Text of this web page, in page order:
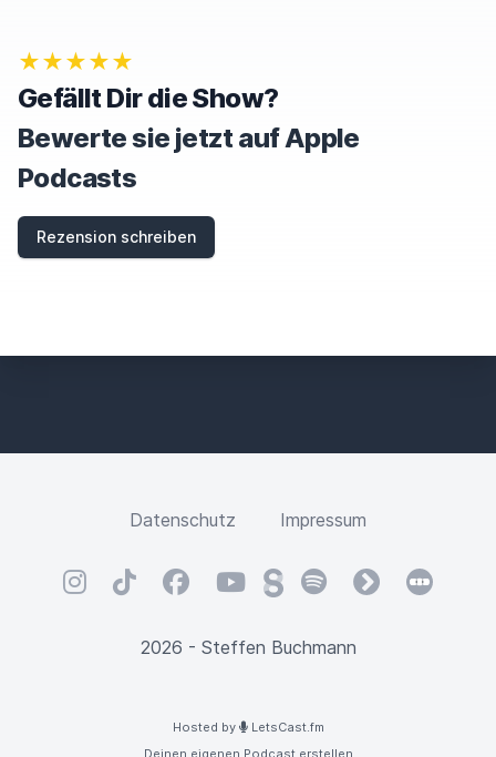
★★★★★
Gefällt Dir die Show?
Bewerte sie jetzt auf Apple
Podcasts
Rezension schreiben
Datenschutz Impressum
InstagramTikTokFacebookYouTubeSteadySpotifyfyyd
2026 - Steffen Buchmann
Hosted by
LetsCast.fm
Deinen eigenen Podcast erstellen